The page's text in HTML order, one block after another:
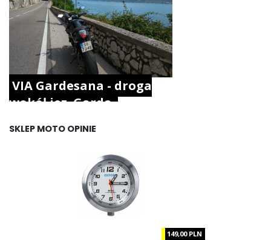
VIA Gardesana - droga
wokół jez. Garda.
SKLEP MOTO OPINIE
149,00 PLN